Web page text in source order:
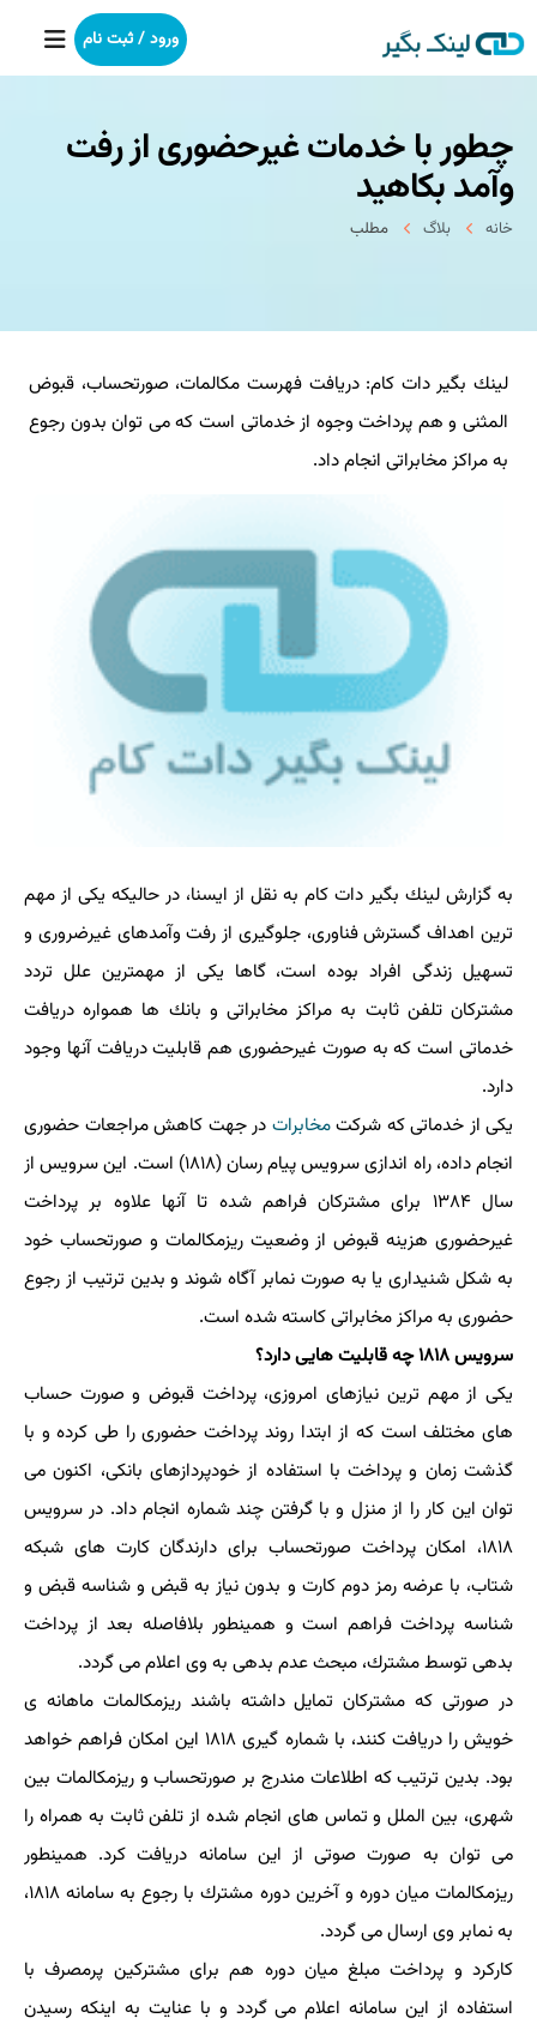
خانه
بکلینک
خدمات ما
درباره ما
آموزش
ورود / ثبت نام
چطور با خدمات غیرحضوری از رفت
وآمد بكاهید
خانه بلاگ مطلب
لینك بگیر دات كام: دریافت فهرست مكالمات، صورتحساب، قبوض
المثنی و هم پرداخت وجوه از خدماتی است كه می توان بدون رجوع
به مراكز مخابراتی انجام داد.
به گزارش لینك بگیر دات كام به نقل از ایسنا، در حالیكه یكی از مهم
ترین اهداف گسترش فناوری، جلوگیری از رفت وآمدهای غیرضروری و
تسهیل زندگی افراد بوده است، گاها یكی از مهمترین علل تردد
مشتركان تلفن ثابت به مراكز مخابراتی و بانك ها همواره دریافت
خدماتی است كه به صورت غیرحضوری هم قابلیت دریافت آنها وجود
دارد.
یكی از خدماتی كه شركتمخابرات در جهت كاهش مراجعات حضوری
انجام داده، راه اندازی سرویس پیام رسان (۱۸۱۸) است. این سرویس از
سال ۱۳۸۴ برای مشتركان فراهم شده تا آنها علاوه بر پرداخت
غیرحضوری هزینه قبوض از وضعیت ریزمكالمات و صورتحساب خود
به شكل شنیداری یا به صورت نمابر آگاه شوند و بدین ترتیب از رجوع
حضوری به مراكز مخابراتی كاسته شده است.
سرویس ۱۸۱۸ چه قابلیت هایی دارد؟
یكی از مهم ترین نیازهای امروزی، پرداخت قبوض و صورت حساب
های مختلف است كه از ابتدا روند پرداخت حضوری را طی كرده و با
گذشت زمان و پرداخت با استفاده از خودپردازهای بانكی، اكنون می
توان این كار را از منزل و با گرفتن چند شماره انجام داد. در سرویس
۱۸۱۸، امكان پرداخت صورتحساب برای دارندگان كارت های شبكه
شتاب، با عرضه رمز دوم كارت و بدون نیاز به قبض و شناسه قبض و
شناسه پرداخت فراهم است و همینطور بلافاصله بعد از پرداخت
بدهی توسط مشترك، مبحث عدم بدهی به وی اعلام می گردد.
در صورتی كه مشتركان تمایل داشته باشند ریزمكالمات ماهانه ی
خویش را دریافت كنند، با شماره گیری ۱۸۱۸ این امكان فراهم خواهد
بود. بدین ترتیب كه اطلاعات مندرج بر صورتحساب و ریزمكالمات بین
شهری، بین الملل و تماس های انجام شده از تلفن ثابت به همراه را
می توان به صورت صوتی از این سامانه دریافت كرد. همینطور
ریزمكالمات میان دوره و آخرین دوره مشترك با رجوع به سامانه ۱۸۱۸،
به نمابر وی ارسال می گردد.
كاركرد و پرداخت مبلغ میان دوره هم برای مشتركین پرمصرف با
استفاده از این سامانه اعلام می گردد و با عنایت به اینكه رسیدن